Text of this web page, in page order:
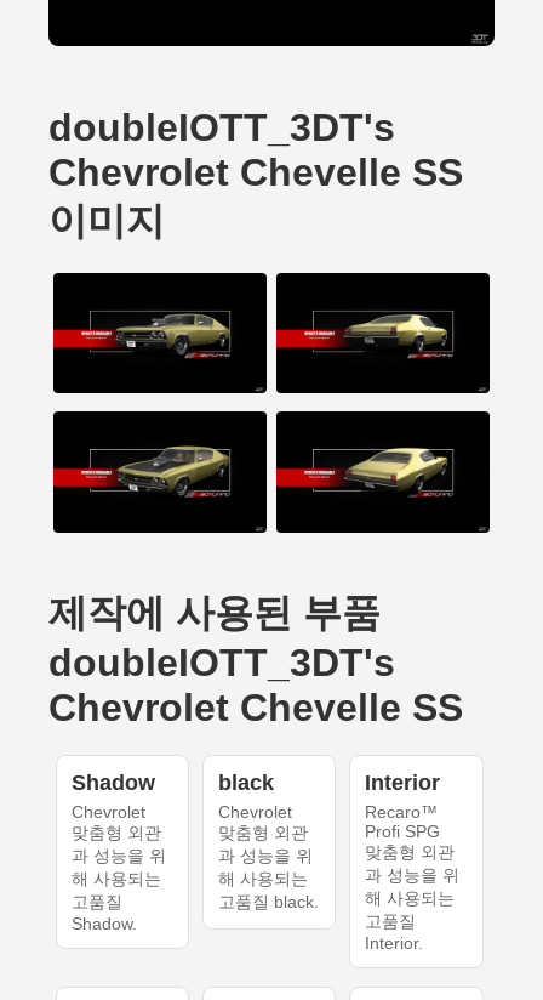
doubleIOTT_3DT's
Chevrolet Chevelle SS
이미지
제작에 사용된 부품
doubleIOTT_3DT's
Chevrolet Chevelle SS
Shadow
Chevrolet
맞춤형 외관
과 성능을 위
해 사용되는
고품질
Shadow.
black
Chevrolet
맞춤형 외관
과 성능을 위
해 사용되는
고품질 black.
Interior
Recaro™
Profi SPG
맞춤형 외관
과 성능을 위
해 사용되는
고품질
Interior.